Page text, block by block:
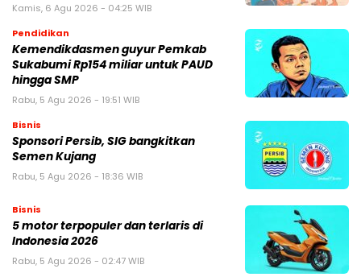
Kamis, 6 Agu 2026 - 04:25 WIB
Pendidikan
Kemendikdasmen guyur Pemkab
Sukabumi Rp154 miliar untuk PAUD
hingga SMP
Rabu, 5 Agu 2026 - 19:51 WIB
Bisnis
Sponsori Persib, SIG bangkitkan
Semen Kujang
Rabu, 5 Agu 2026 - 18:36 WIB
Bisnis
5 motor terpopuler dan terlaris di
Indonesia 2026
Rabu, 5 Agu 2026 - 02:47 WIB